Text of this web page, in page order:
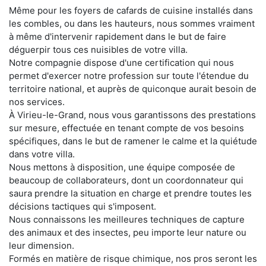
Même pour les foyers de cafards de cuisine installés dans
les combles, ou dans les hauteurs, nous sommes vraiment
à même d'intervenir rapidement dans le but de faire
déguerpir tous ces nuisibles de votre villa.
Notre compagnie dispose d'une certification qui nous
permet d'exercer notre profession sur toute l'étendue du
territoire national, et auprès de quiconque aurait besoin de
nos services.
À Virieu-le-Grand, nous vous garantissons des prestations
sur mesure, effectuée en tenant compte de vos besoins
spécifiques, dans le but de ramener le calme et la quiétude
dans votre villa.
Nous mettons à disposition, une équipe composée de
beaucoup de collaborateurs, dont un coordonnateur qui
saura prendre la situation en charge et prendre toutes les
décisions tactiques qui s'imposent.
Nous connaissons les meilleures techniques de capture
des animaux et des insectes, peu importe leur nature ou
leur dimension.
Formés en matière de risque chimique, nos pros seront les